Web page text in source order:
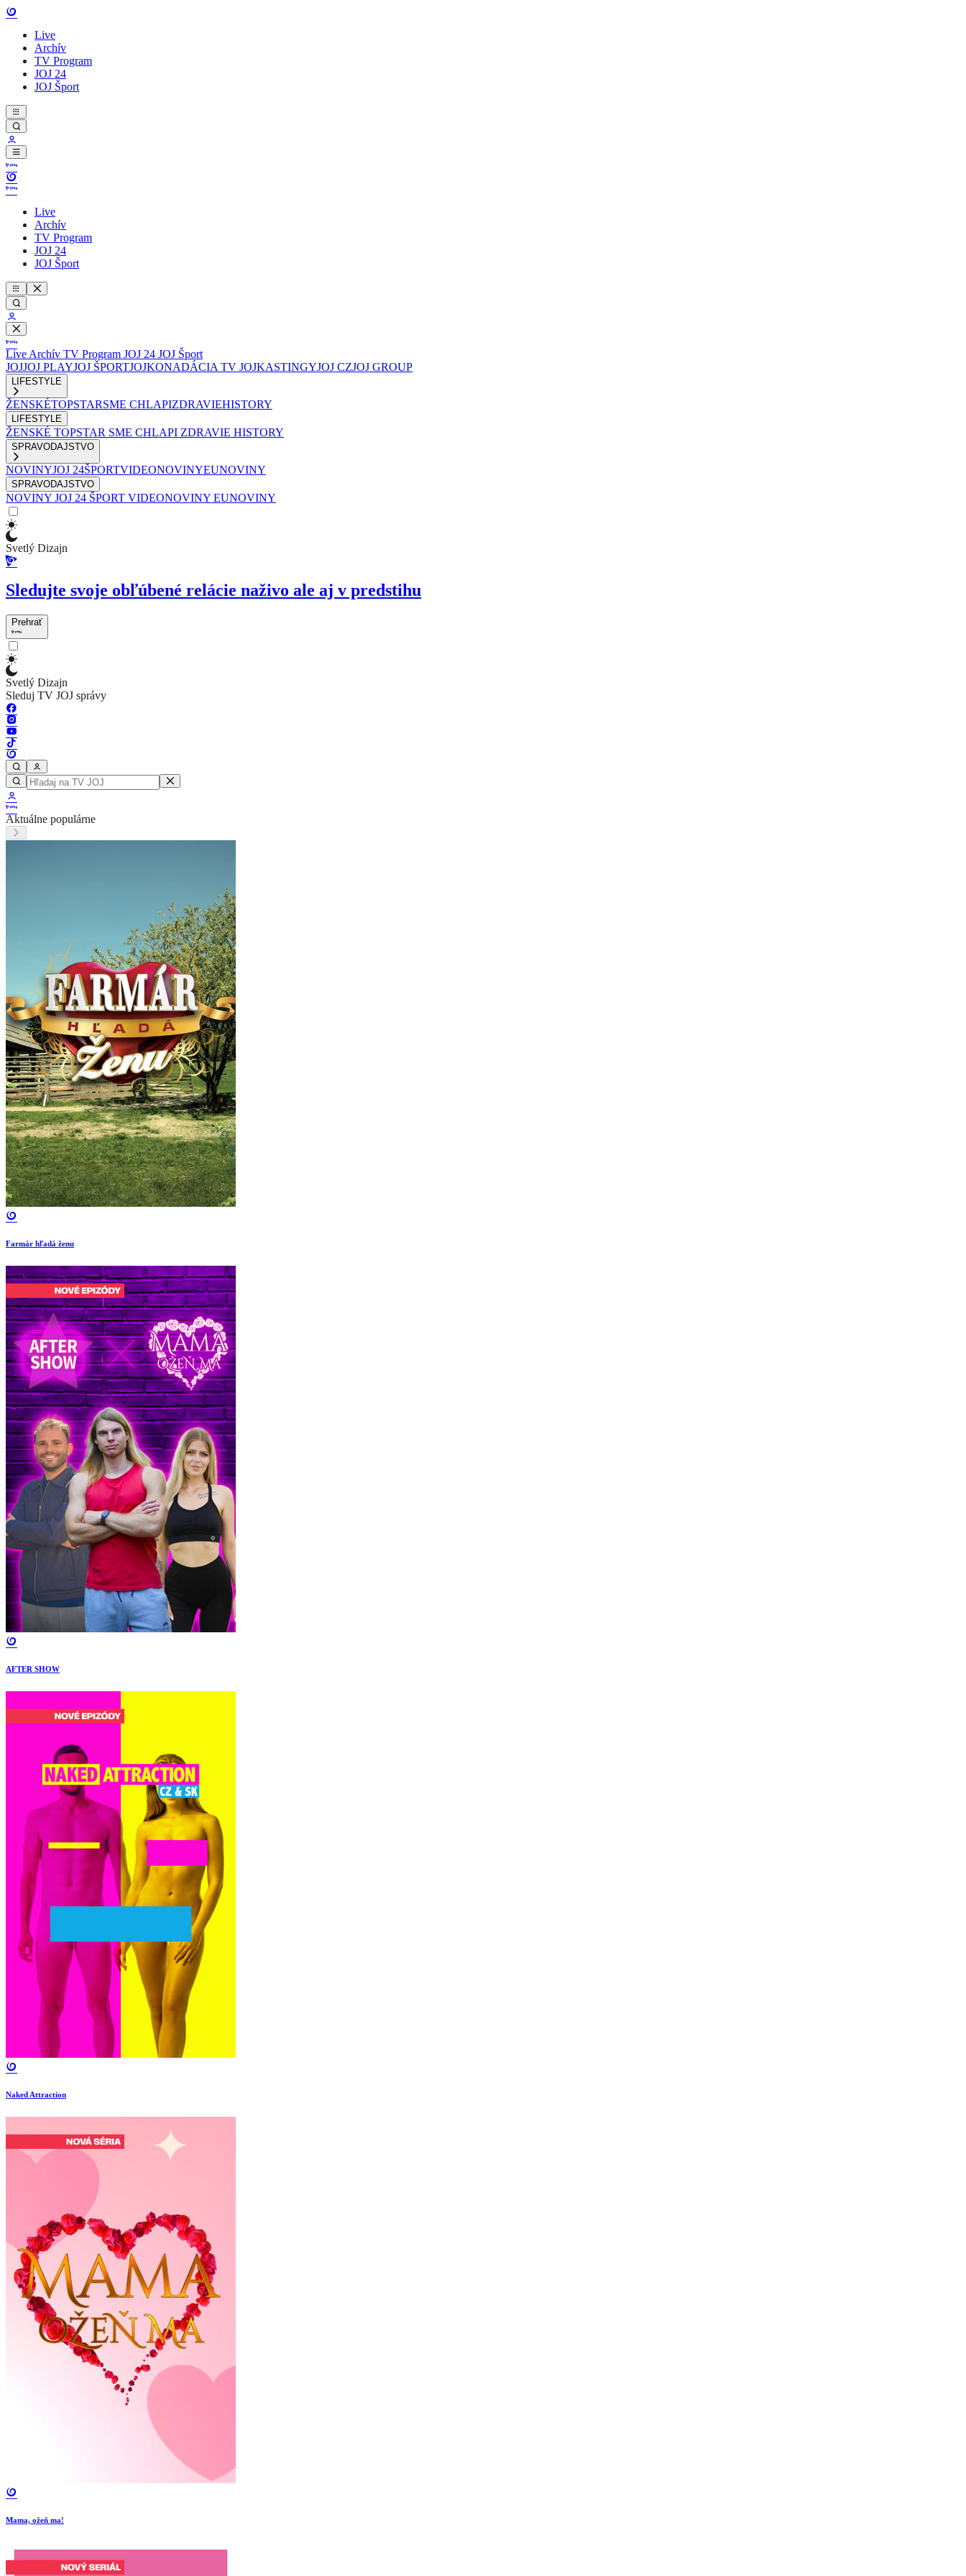
Live
Archív
TV Program
JOJ 24
JOJ Šport
Live
Archív
TV Program
JOJ 24
JOJ Šport
Live Archív TV Program JOJ 24 JOJ Šport
JOJJOJ PLAYJOJ ŠPORTJOJKONADÁCIA TV JOJKASTINGYJOJ CZJOJ GROUP
LIFESTYLE
ŽENSKÉTOPSTARSME CHLAPIZDRAVIEHISTORY
LIFESTYLE
ŽENSKÉ TOPSTAR SME CHLAPI ZDRAVIE HISTORY
SPRAVODAJSTVO
NOVINYJOJ 24ŠPORTVIDEONOVINYEUNOVINY
SPRAVODAJSTVO
NOVINY JOJ 24 ŠPORT VIDEONOVINY EUNOVINY
Svetlý Dizajn
Sledujte svoje obľúbené relácie naživo ale aj v predstihu
Prehrať
Svetlý Dizajn
Sleduj TV JOJ správy
Aktuálne populárne
Farmár hľadá ženu
AFTER SHOW
Naked Attraction
Mama, ožeň ma!